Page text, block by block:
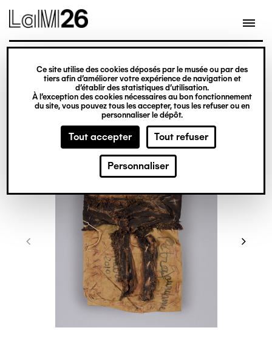
Gestion des cookies
Ce site utilise des cookies déposés par le musée ou par des
tiers afin d’améliorer votre expérience de navigation et
d’établir des statistiques d’utilisation.
À l’exception des cookies nécessaires au bon fonctionnement
du site, vous pouvez tous les accepter, tous les refuser ou en
personnaliser le dépôt.
Tout accepter Tout refuser
Personnaliser
contenu